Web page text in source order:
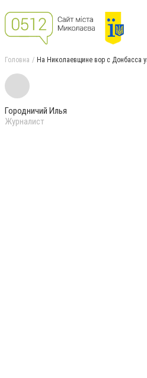
Головна На Николаевщине вор с Донбасса
Городничий Илья
Журналист